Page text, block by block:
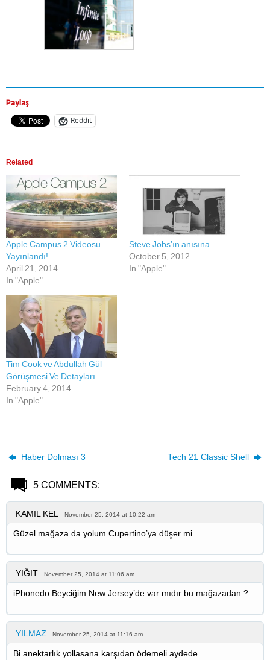
Paylaş
Reddit
Related
Apple Campus 2 Videosu
Yayınlandı!
April 21, 2014
In "Apple"
Steve Jobs’ın anısına
October 5, 2012
In "Apple"
Tim Cook ve Abdullah Gül
Görüşmesi Ve Detayları.
February 4, 2014
In "Apple"
Haber Dolması 3 Tech 21 Classic Shell
5 COMMENTS:
KAMIL KEL November 25, 2014 at 10:22 am
Güzel mağaza da yolum Cupertino’ya düşer mi
YIĞIT November 25, 2014 at 11:06 am
iPhonedo Beyciğim New Jersey’de var mıdır bu mağazadan ?
YILMAZ November 25, 2014 at 11:16 am
Bi anektarlık yollasana karşıdan ödemeli aydede.